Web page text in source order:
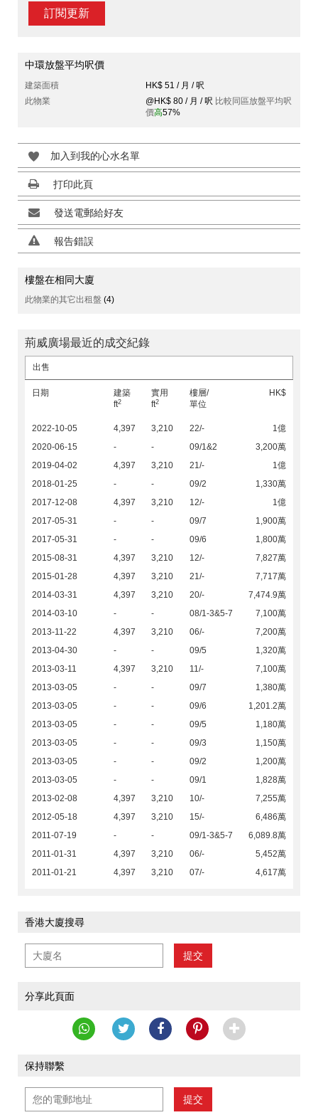
訂閱更新
中環放盤平均呎價
建築面積
HK$ 51 / 月 / 呎
此物業
@HK$ 80 / 月 / 呎 比較同區放盤平均呎
價高57%
加入到我的心水名單
打印此頁
發送電郵給好友
報告錯誤
樓盤在相同大廈
此物業的其它出租盤 (4)
荊威廣場最近的成交紀錄
出售
日期
建築
ft2
實用
ft2
樓層/
單位
HK$
2022-10-05 4,397 3,210 22/-
1億
2020-06-15
- - 09/1&2
3,200萬
2019-04-02
4,397 3,210 21/-
1億
2018-01-25
- - 09/2
1,330萬
2017-12-08
4,397 3,210 12/-
1億
2017-05-31
- - 09/7
1,900萬
2017-05-31
- - 09/6
1,800萬
2015-08-31
4,397 3,210 12/-
7,827萬
2015-01-28
4,397 3,210 21/-
7,717萬
2014-03-31
4,397 3,210 20/-
7,474.9萬
2014-03-10
- - 08/1-3&5-7
7,100萬
2013-11-22
4,397 3,210 06/-
7,200萬
2013-04-30
- - 09/5
1,320萬
2013-03-11
4,397 3,210 11/-
7,100萬
2013-03-05
- - 09/7
1,380萬
2013-03-05
- - 09/6
1,201.2萬
2013-03-05
- - 09/5
1,180萬
2013-03-05
- - 09/3
1,150萬
2013-03-05
- - 09/2
1,200萬
2013-03-05
- - 09/1
1,828萬
2013-02-08
4,397 3,210 10/-
7,255萬
2012-05-18
4,397 3,210 15/-
6,486萬
2011-07-19
- - 09/1-3&5-7
6,089.8萬
2011-01-31
4,397 3,210 06/-
5,452萬
2011-01-21
4,397 3,210 07/- 4,617萬
香港大廈搜尋
提交
分享此頁面
保持聯繫
提交